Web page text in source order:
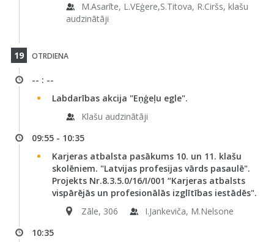
M.Asarīte, L.VEģere,S.Titova, R.Ciršs, klašu
audzinātāji
19 OTRDIENA
-- : --
Labdarības akcija "Eņģeļu egle".
Klašu audzinātāji
09:55 - 10:35
Karjeras atbalsta pasākums 10. un 11. klašu
skolēniem. "Latvijas profesijas vārds pasaulē".
Projekts Nr.8.3.5.0/16/I/001 “Karjeras atbalsts
vispārējās un profesionālās izglītības iestādēs".
Zāle, 306
I.Jankeviča, M.Nelsone
10:35